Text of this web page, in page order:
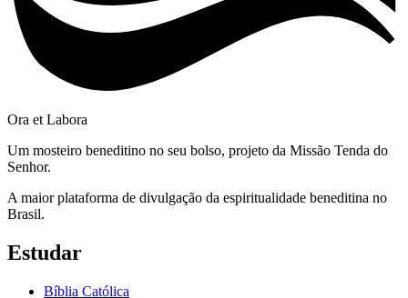
Ora et Labora
Um mosteiro beneditino no seu bolso, projeto da Missão Tenda do
Senhor.
A maior plataforma de divulgação da espiritualidade beneditina no
Brasil.
Estudar
Bíblia Católica